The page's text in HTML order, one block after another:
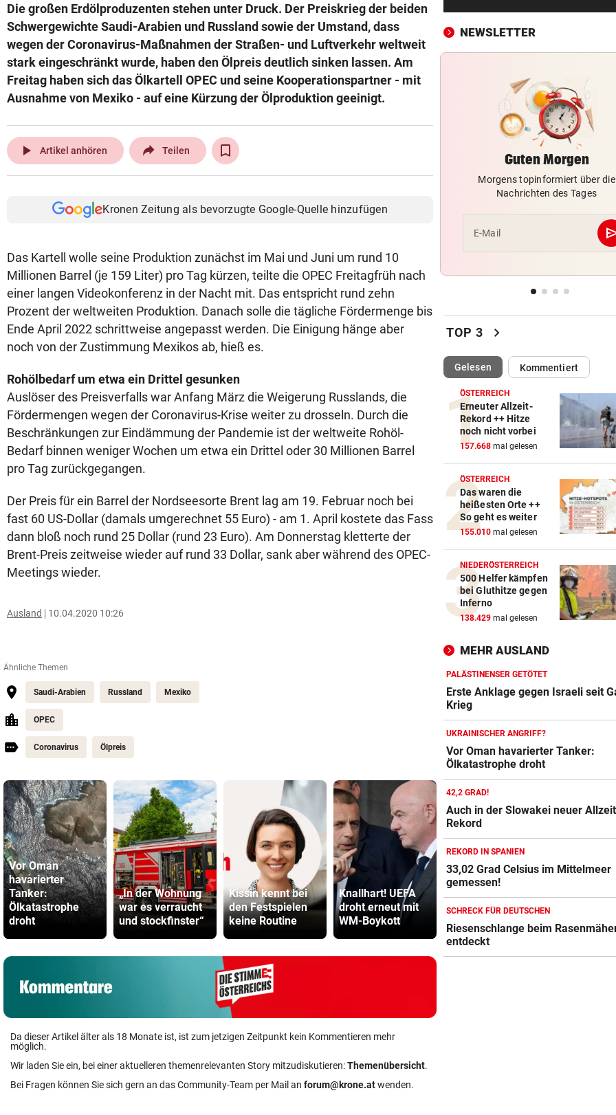
Die großen Erdölproduzenten stehen unter Druck. Der Preiskrieg der beiden
Schwergewichte Saudi-Arabien und Russland sowie der Umstand, dass
wegen der Coronavirus-Maßnahmen der Straßen- und Luftverkehr weltweit
stark eingeschränkt wurde, haben den Ölpreis deutlich sinken lassen. Am
Freitag haben sich das Ölkartell OPEC und seine Kooperationspartner - mit
Ausnahme von Mexiko - auf eine Kürzung der Ölproduktion geeinigt.
play_arrow Artikel anhören Teilen
Kronen Zeitung als bevorzugte Google-Quelle hinzufügen
Das Kartell wolle seine Produktion zunächst im Mai und Juni um rund 10
Millionen Barrel (je 159 Liter) pro Tag kürzen, teilte die OPEC Freitagfrüh nach
einer langen Videokonferenz in der Nacht mit. Das entspricht rund zehn
Prozent der weltweiten Produktion. Danach solle die tägliche Fördermenge bis
Ende April 2022 schrittweise angepasst werden. Die Einigung hänge aber
noch von der Zustimmung Mexikos ab, hieß es.
Rohölbedarf um etwa ein Drittel gesunken
Auslöser des Preisverfalls war Anfang März die Weigerung Russlands, die
Fördermengen wegen der Coronavirus-Krise weiter zu drosseln. Durch die
Beschränkungen zur Eindämmung der Pandemie ist der weltweite Rohöl-
Bedarf binnen weniger Wochen um etwa ein Drittel oder 30 Millionen Barrel
pro Tag zurückgegangen.
Der Preis für ein Barrel der Nordseesorte Brent lag am 19. Februar noch bei
fast 60 US-Dollar (damals umgerechnet 55 Euro) - am 1. April kostete das Fass
dann bloß noch rund 25 Dollar (rund 23 Euro). Am Donnerstag kletterte der
Brent-Preis zeitweise wieder auf rund 33 Dollar, sank aber während des OPEC-
Meetings wieder.
Ausland 10.04.2020 10:26
Ähnliche Themen
Saudi-Arabien Russland Mexiko
OPEC
Coronavirus Ölpreis
Vor Oman
havarierter
Tanker:
Ölkatastrophe
droht
„In der Wohnung
war es verraucht
und stockfinster“
Kissin kennt bei
den Festspielen
keine Routine
Knallhart! UEFA
droht erneut mit
WM-Boykott
– einmal gelang
Sturm Kraftakt!
begegnet“
Da dieser Artikel älter als 18 Monate ist, ist zum jetzigen Zeitpunkt kein Kommentieren mehr
möglich.
Wir laden Sie ein, bei einer aktuelleren themenrelevanten Story mitzudiskutieren:Themenübersicht.
Bei Fragen können Sie sich gern an das Community-Team per Mail an forum@krone.atwenden.
Ein Sieg des Antisemitismus
AUF BURG TAGGENBRUNN
„Totale Eskalation“ mit
WETTLAUF IN EUROPA
Wann kommen die Robotaxis
nach Österreich?
MEGA-PROJEKT WACKELT
„Im Ausland rollen sie uns
roten Teppich aus“
LIVE IN DER METASTADT vor 5
Wincent Weiss: Fanliebe und
SOMMERGEWINNSPIEL 2026
Abo zu gewinnen!
WOHL SCHWER VERLETZT
„Sah sehr schlimm aus“ –
um Salzburg-Kicker
BULLEN-NOTEN IM DETAIL vor
Kapitän und „Zauber-
Zawie“glänzten bei Salzburg
STIMMEN ZUM SPIEL vor
Austria-Trainer Helm: „Das
uns besser!“
Cyberangriff auf Wiener
Schmuckhändler Frey Wille
EUROPA-LEAGUE-QUALI vor
Joker Tabakovic führt
PALÄSTINENSER GETÖTET
Erste Anklage gegen Israeli
Gaza-Krieg
STIMMEN ZUM SPIEL
Sportboss Katzer: „Fahren
superhappy nach Hause“
NEWSLETTER
Guten Morgen
Morgens topinformiert über die
Nachrichten des Tages
E-Mail
TOP 3 chevron_right
Gelesen(ausgewählt)Kommentiert
ÖSTERREICH
Erneuter Allzeit-
Rekord ++ Hitze
noch nicht vorbei
157.668 mal gelesen
ÖSTERREICH
Das waren die
heißesten Orte ++
So geht es weiter
155.010 mal gelesen
NIEDERÖSTERREICH
500 Helfer kämpfen
bei Gluthitze gegen
Inferno
138.429 mal gelesen
MEHR AUSLAND
PALÄSTINENSER GETÖTET
Erste Anklage gegen Israeli seit
Krieg
UKRAINISCHER ANGRIFF?
Vor Oman havarierter Tanker:
Ölkatastrophe droht
42,2 GRAD!
Auch in der Slowakei neuer
Rekord
REKORD IN SPANIEN
33,02 Grad Celsius im Mittelmeer
gemessen!
SCHRECK FÜR DEUTSCHEN
Riesenschlange beim
entdeckt